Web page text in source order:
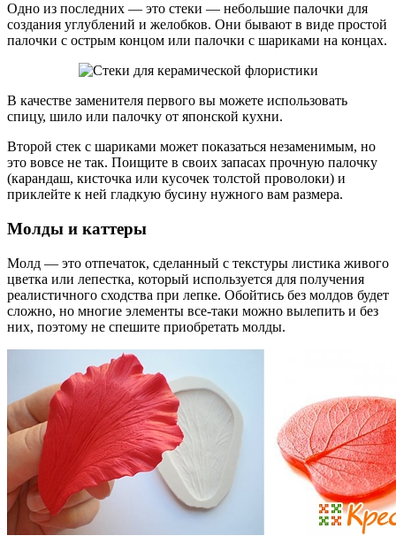
Одно из последних — это стеки — небольшие палочки для
создания углублений и желобков. Они бывают в виде простой
палочки с острым концом или палочки с шариками на концах.
В качестве заменителя первого вы можете использовать
спицу, шило или палочку от японской кухни.
Второй стек с шариками может показаться незаменимым, но
это вовсе не так. Поищите в своих запасах прочную палочку
(карандаш, кисточка или кусочек толстой проволоки) и
приклейте к ней гладкую бусину нужного вам размера.
Молды и каттеры
Молд — это отпечаток, сделанный с текстуры листика живого
цветка или лепестка, который используется для получения
реалистичного сходства при лепке. Обойтись без молдов будет
сложно, но многие элементы все-таки можно вылепить и без
них, поэтому не спешите приобретать молды.